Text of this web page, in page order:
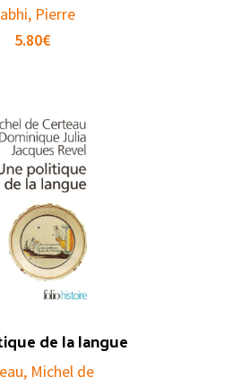
Pierre
5.80€
de la langue
Michel de